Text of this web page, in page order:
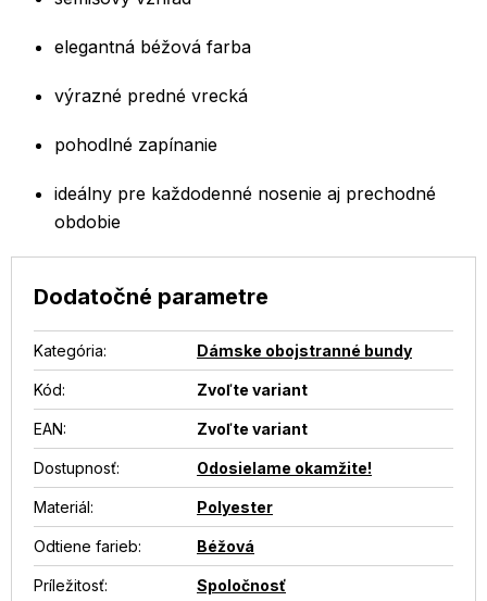
elegantná béžová farba
výrazné predné vrecká
pohodlné zapínanie
ideálny pre každodenné nosenie aj prechodné
obdobie
Dodatočné parametre
Kategória: Dámske obojstranné bundy
Kód: Zvoľte variant
EAN: Zvoľte variant
Dostupnosť: Odosielame okamžite!
Materiál: Polyester
Odtiene farieb: Béžová
Príležitosť: Spoločnosť